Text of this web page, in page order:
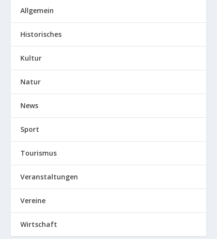
Allgemein
Historisches
Kultur
Natur
News
Sport
Tourismus
Veranstaltungen
Vereine
Wirtschaft